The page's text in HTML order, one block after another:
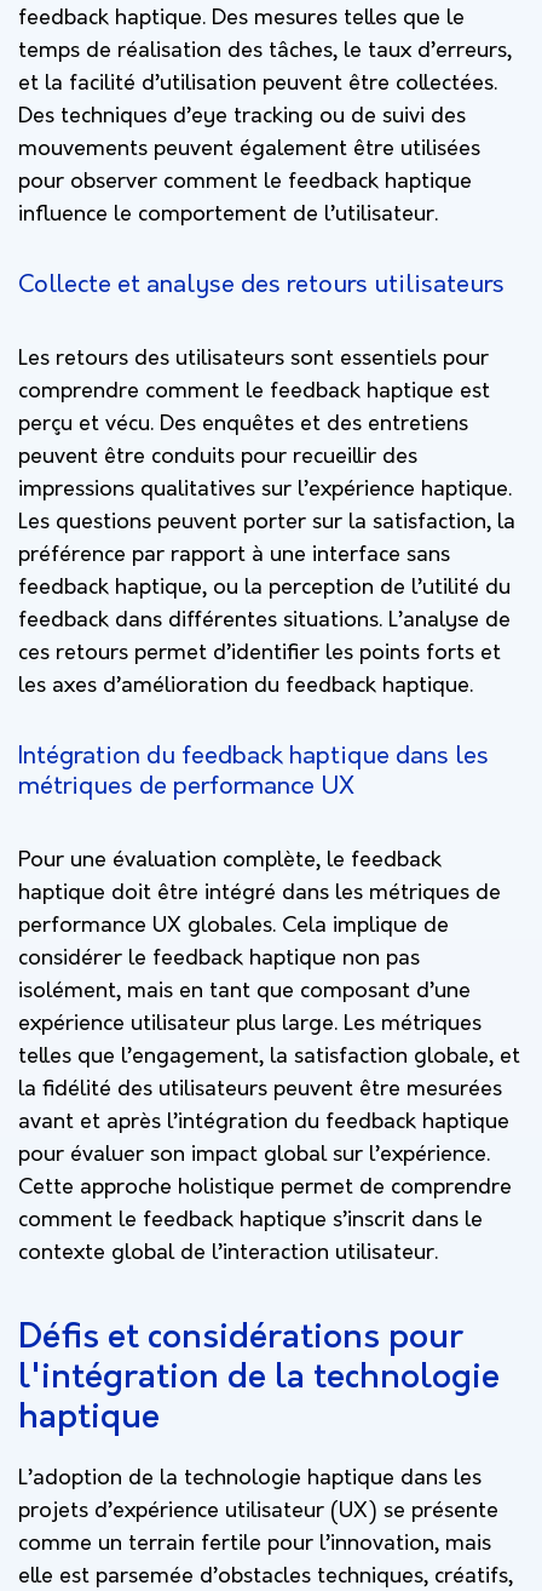
feedback haptique. Des mesures telles que le
temps de réalisation des tâches, le taux d’erreurs,
et la facilité d’utilisation peuvent être collectées.
Des techniques d’eye tracking ou de suivi des
mouvements peuvent également être utilisées
pour observer comment le feedback haptique
influence le comportement de l’utilisateur.
Collecte et analyse des retours utilisateurs
Les retours des utilisateurs sont essentiels pour
comprendre comment le feedback haptique est
perçu et vécu. Des enquêtes et des entretiens
peuvent être conduits pour recueillir des
impressions qualitatives sur l’expérience haptique.
Les questions peuvent porter sur la satisfaction, la
préférence par rapport à une interface sans
feedback haptique, ou la perception de l’utilité du
feedback dans différentes situations. L’analyse de
ces retours permet d’identifier les points forts et
les axes d’amélioration du feedback haptique.
Intégration du feedback haptique dans les
métriques de performance UX
Pour une évaluation complète, le feedback
haptique doit être intégré dans les métriques de
performance UX globales. Cela implique de
considérer le feedback haptique non pas
isolément, mais en tant que composant d’une
expérience utilisateur plus large. Les métriques
telles que l’engagement, la satisfaction globale, et
la fidélité des utilisateurs peuvent être mesurées
avant et après l’intégration du feedback haptique
pour évaluer son impact global sur l’expérience.
Cette approche holistique permet de comprendre
comment le feedback haptique s’inscrit dans le
contexte global de l’interaction utilisateur.
Défis et considérations pour
l'intégration de la technologie
haptique
L’adoption de la technologie haptique dans les
projets d’expérience utilisateur (UX) se présente
comme un terrain fertile pour l’innovation, mais
elle est parsemée d’obstacles techniques, créatifs,